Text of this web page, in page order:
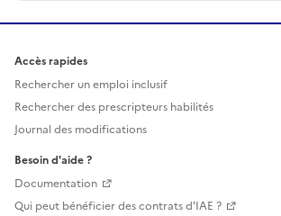
Accès rapides
Rechercher un emploi inclusif
Rechercher des prescripteurs habilités
Journal des modifications
Besoin d'aide ?
Documentation
Qui peut bénéficier des contrats d'IAE ?